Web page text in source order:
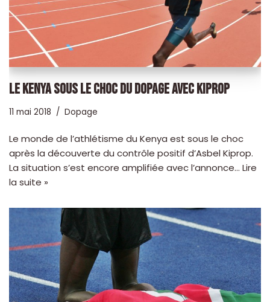
LE KENYA SOUS LE CHOC DU DOPAGE AVEC KIPROP
11 mai 2018 Dopage
Le monde de l’athlétisme du Kenya est sous le choc
après la découverte du contrôle positif d’Asbel Kiprop.
La situation s’est encore amplifiée avec l’annonce… Lire
la suite »